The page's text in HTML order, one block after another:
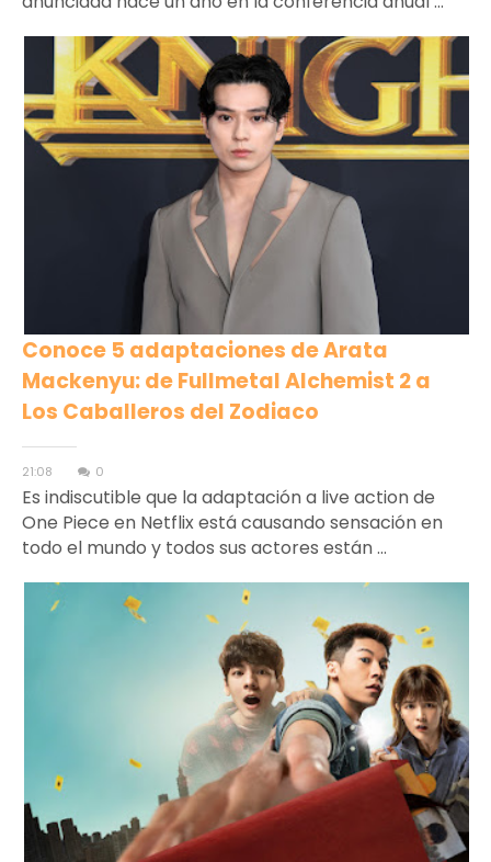
Conoce 5 adaptaciones de Arata
Mackenyu: de Fullmetal Alchemist 2 a
Los Caballeros del Zodiaco
21:08 0
Es indiscutible que la adaptación a live action de
One Piece en Netflix está causando sensación en
todo el mundo y todos sus actores están ...